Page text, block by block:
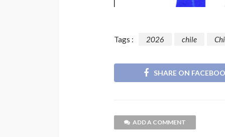
Tags : 2026 chile
SHARE ON
ADD A COMMENT